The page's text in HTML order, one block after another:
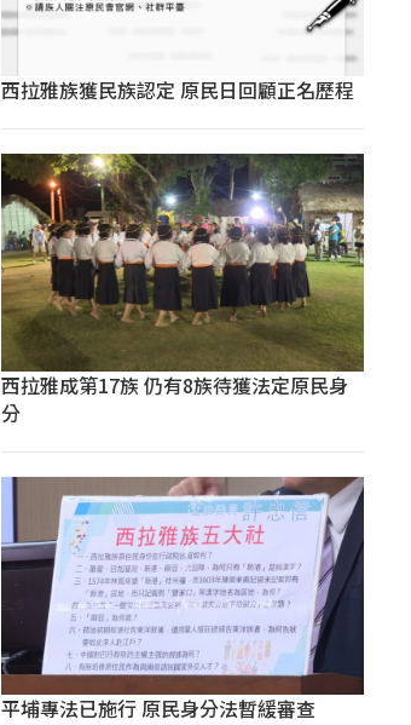
西拉雅族獲民族認定 原民日回顧正名歷程
西拉雅成第17族 仍有8族待獲法定原民身
分
平埔專法已施行 原民身分法暫緩審查